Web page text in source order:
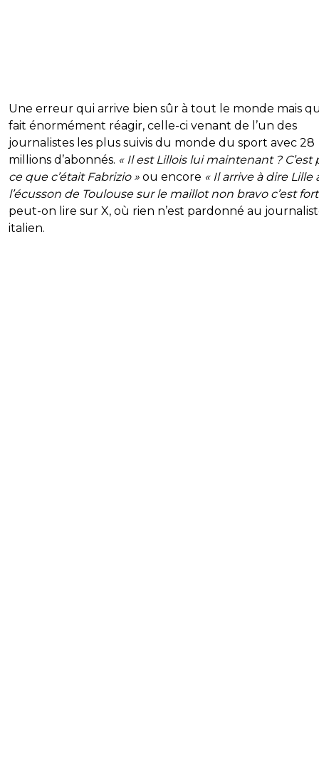
Une erreur qui arrive bien sûr à tout le monde mais
fait énormément réagir, celle-ci venant de l’un des
journalistes les plus suivis du monde du sport avec 28
millions d’abonnés. « Il est Lillois lui maintenant ? C’est
ce que c’était Fabrizio » ou encore « Il arrive à dire Lille
l’écusson de Toulouse sur le maillot non bravo c’est fort
peut-on lire sur X, où rien n’est pardonné au
italien.